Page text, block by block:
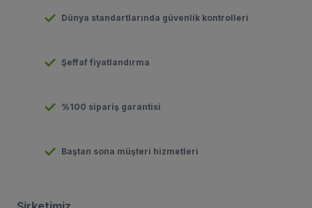
Dünya standartlarında güvenlik kontrolleri
Şeffaf fiyatlandırma
%100 sipariş garantisi
Baştan sona müşteri hizmetleri